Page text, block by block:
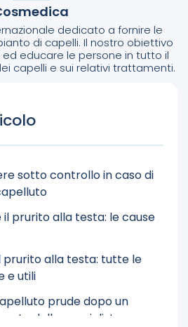
dedicato a fornire le
di capelli. Il nostro obiettivo
educare le persone in tutto il
capelli e sui relativi trattamenti.
sotto controllo in caso di
il prurito alla testa: le cause
prurito alla testa: tutte le
e utili
prude dopo un
dello specialista